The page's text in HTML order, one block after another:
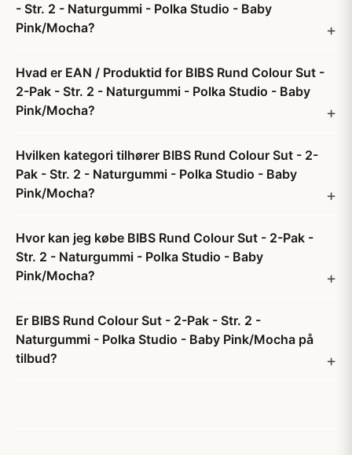
- Str. 2 - Naturgummi - Polka Studio - Baby
Pink/Mocha?
Hvad er EAN / Produktid for BIBS Rund Colour Sut -
2-Pak - Str. 2 - Naturgummi - Polka Studio - Baby
Pink/Mocha?
Hvilken kategori tilhører BIBS Rund Colour Sut - 2-
Pak - Str. 2 - Naturgummi - Polka Studio - Baby
Pink/Mocha?
Hvor kan jeg købe BIBS Rund Colour Sut - 2-Pak -
Str. 2 - Naturgummi - Polka Studio - Baby
Pink/Mocha?
Er BIBS Rund Colour Sut - 2-Pak - Str. 2 -
Naturgummi - Polka Studio - Baby Pink/Mocha på
tilbud?